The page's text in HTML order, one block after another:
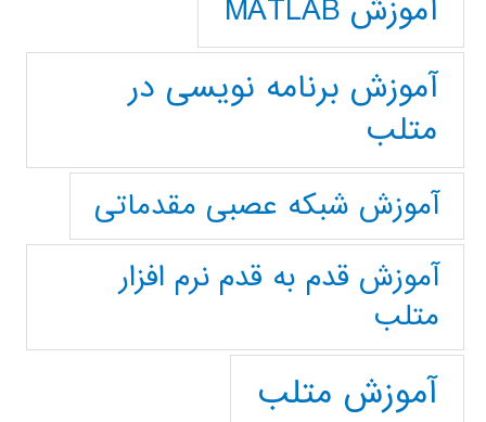
آموزش MATLAB
آموزش برنامه نویسی در
متلب
آموزش شبکه عصبی مقدماتی
آموزش قدم به قدم نرم افزار
متلب
آموزش متلب